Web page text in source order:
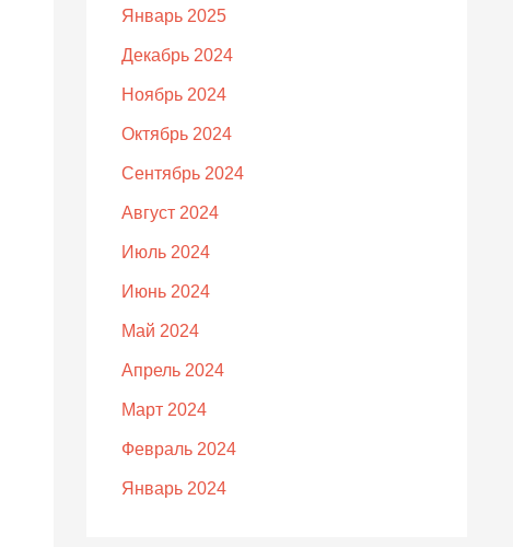
Январь 2025
Декабрь 2024
Ноябрь 2024
Октябрь 2024
Сентябрь 2024
Август 2024
Июль 2024
Июнь 2024
Май 2024
Апрель 2024
Март 2024
Февраль 2024
Январь 2024